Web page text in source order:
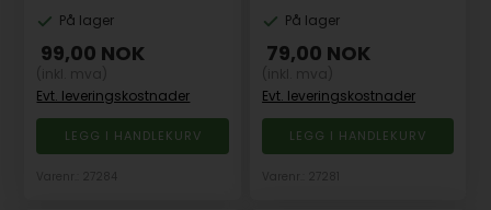
På lager
99,00 NOK
Evt. leveringskostnader
På lager
79,00 NOK
Evt. leveringskostnader